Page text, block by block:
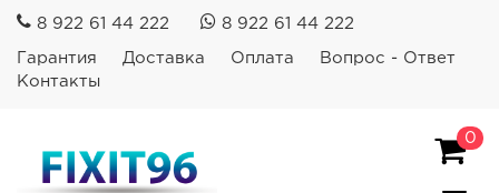
8 922 61 44 222 8 922 61 44 222
Гарантия Доставка Оплата
Вопрос - Ответ
Контакты
0